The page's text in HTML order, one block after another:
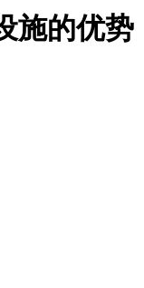
施的优势